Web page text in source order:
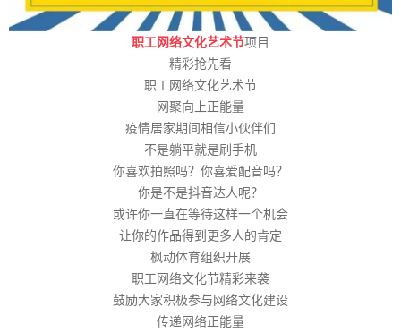
职工网络文化艺术节项目
精彩抢先看
职工网络文化艺术节
网聚向上正能量
疫情居家期间相信小伙伴们
不是躺平就是刷手机
你喜欢拍照吗？你喜爱配音吗？
你是不是抖音达人呢？
或许你一直在等待这样一个机会
让你的作品得到更多人的肯定
枫动体育组织开展
职工网络文化节精彩来袭
鼓励大家积极参与网络文化建设
传递网络正能量